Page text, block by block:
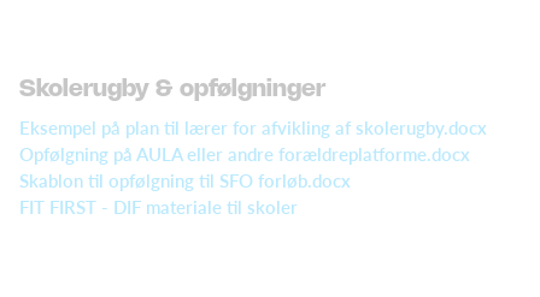
Skolerugby & opfølgninger
Eksempel på plan til lærer for afvikling af skolerugby.docx
Opfølgning på AULA eller andre forældreplatforme.docx
Skablon til opfølgning til SFO forløb.docx
FIT FIRST - DIF materiale til skoler